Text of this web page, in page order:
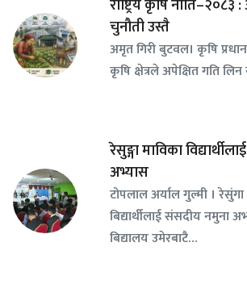
राष्ट्रिय कृषि नीति–२०८३
चुनौती उस्तै
अमृत गिरी बुटवल। कृषि
कृषि क्षेत्रले अपेक्षित गति
रेसुङ्गा माविका
अभ्यास
टोपलाल अर्याल गुल्मी । रेसुंगा
बिद्यार्थीलाई संसदीय नमुना
बिद्यालय उमेरबाटै…